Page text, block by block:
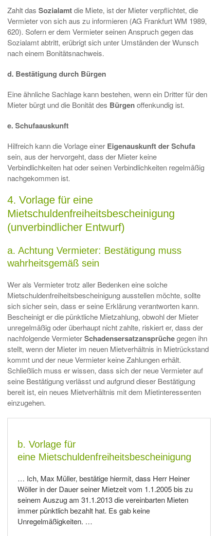
Zahlt das Sozialamtdie Miete, ist der Mieter verpflichtet, die
Vermieter von sich aus zu informieren (AG Frankfurt WM 1989,
620). Sofern er dem Vermieter seinen Anspruch gegen das
Sozialamt abtritt, erübrigt sich unter Umständen der Wunsch
nach einem Bonitätsnachweis.
d. Bestätigung durch Bürgen
Eine ähnliche Sachlage kann bestehen, wenn ein Dritter für den
Mieter bürgt und die Bonität des Bürgenoffenkundig ist.
e. Schufaauskunft
Hilfreich kann die Vorlage einer Eigenauskunft der Schufa
sein, aus der hervorgeht, dass der Mieter keine
Verbindlichkeiten hat oder seinen Verbindlichkeiten regelmäßig
nachgekommen ist.
4. Vorlage für eine
Mietschuldenfreiheitsbescheinigung
(unverbindlicher Entwurf)
a. Achtung Vermieter: Bestätigung muss
wahrheitsgemäß sein
Wer als Vermieter trotz aller Bedenken eine solche
Mietschuldenfreiheitsbescheinigung ausstellen möchte, sollte
sich sicher sein, dass er seine Erklärung verantworten kann.
Bescheinigt er die pünktliche Mietzahlung, obwohl der Mieter
unregelmäßig oder überhaupt nicht zahlte, riskiert er, dass der
nachfolgende VermieterSchadensersatzansprüchegegen ihn
stellt, wenn der Mieter im neuen Mietverhältnis in Mietrückstand
kommt und der neue Vermieter keine Zahlungen erhält.
Schließlich muss er wissen, dass sich der neue Vermieter auf
seine Bestätigung verlässt und aufgrund dieser Bestätigung
bereit ist, ein neues Mietverhältnis mit dem Mietinteressenten
einzugehen.
b. Vorlage für
eine Mietschuldenfreiheitsbescheinigung
… Ich, Max Müller, bestätige hiermit, dass Herr Heiner
Wöller in der Dauer seiner Mietzeit vom 1.1.2005 bis zu
seinem Auszug am 31.1.2013 die vereinbarten Mieten
immer pünktlich bezahlt hat. Es gab keine
Unregelmäßigkeiten. …